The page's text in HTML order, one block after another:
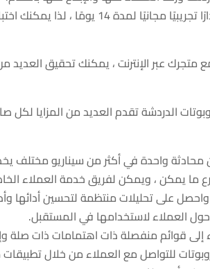
يمكنك اختبار قدرات روبوت المحادثة بنفسك أولاً.
متجرك عبر الإنترنت ، يمكنك تحقيق العديد
الدردشة تقدم العديد من المزايا
محادثة واحدة في أكثر من سيناريو مختلف
على تحليلات منتظمة لتحسين أدائها
العملاء لاستخدامها في المستقبل.
قوائم منفصلة ذات اهتمامات ذات صلة
للتواصل مع العملاء من خلال